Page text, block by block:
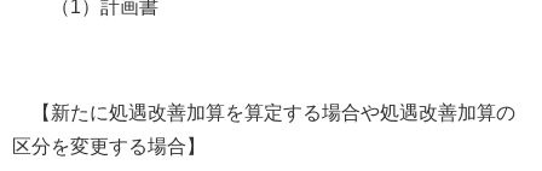
（1）計画書
【新たに処遇改善加算を算定する場合や処遇改善加算の
区分を変更する場合】